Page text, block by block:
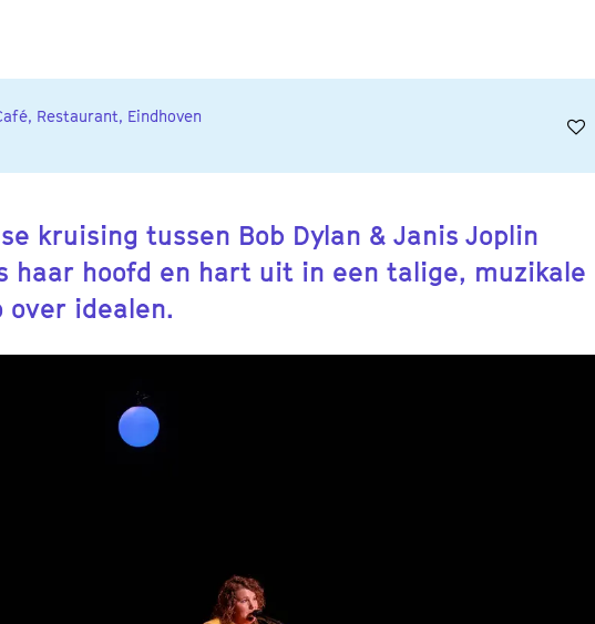
Restaurant, Eindhoven
kruising tussen Bob Dylan & Janis Joplin
haar hoofd en hart uit in een talige, muzikale
over idealen.